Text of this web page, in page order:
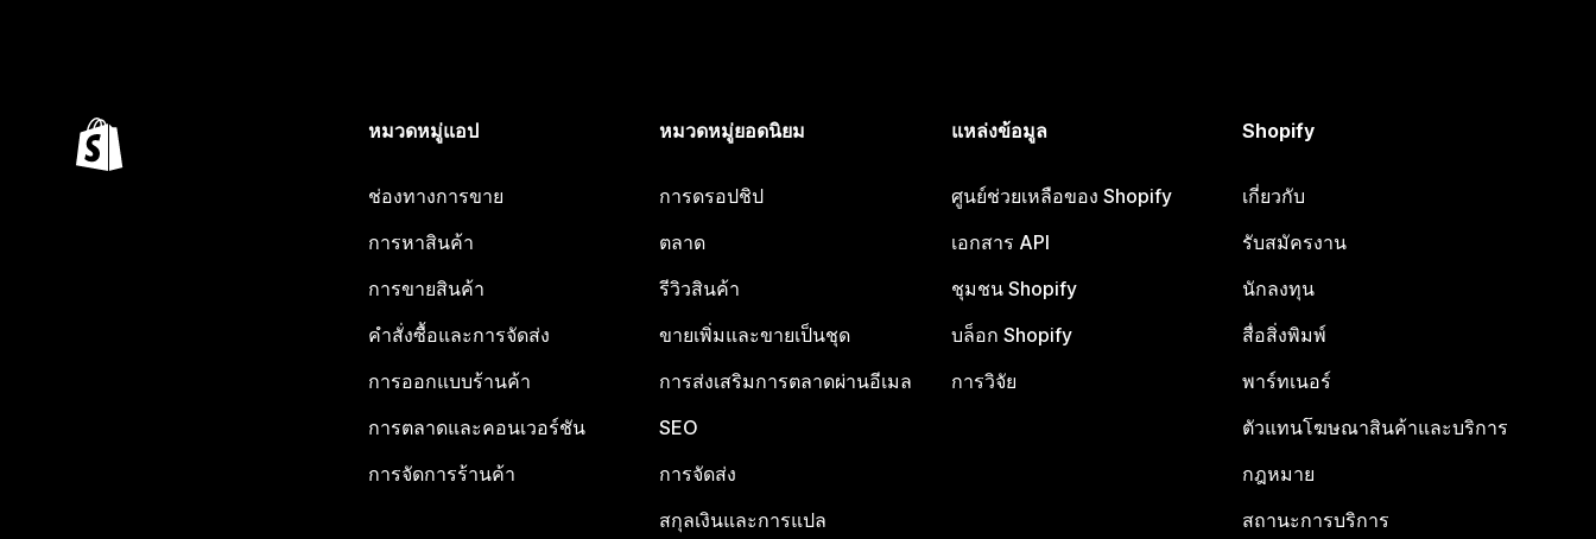
หมวดหมู่แอป
ช่องทางการขาย
การหาสินค้า
การขายสินค้า
คำสั่งซื้อและการจัดส่ง
การออกแบบร้านค้า
การตลาดและคอนเวอร์ชัน
การจัดการร้านค้า
หมวดหมู่ยอดนิยม
การดรอปชิป
ตลาด
รีวิวสินค้า
ขายเพิ่มและขายเป็นชุด
การส่งเสริมการตลาดผ่านอีเมล
SEO
การจัดส่ง
สกุลเงินและการแปล
แหล่งข้อมูล
ศูนย์ช่วยเหลือของ Shopify
เอกสาร API
ชุมชน Shopify
บล็อก Shopify
การวิจัย
Shopify
เกี่ยวกับ
รับสมัครงาน
นักลงทุน
สื่อสิ่งพิมพ์
พาร์ทเนอร์
ตัวแทนโฆษณาสินค้าและบริการ
กฎหมาย
สถานะการบริการ